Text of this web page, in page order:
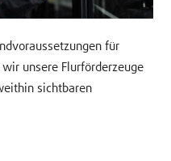
für
unsere Flurförderzeuge
sichtbaren